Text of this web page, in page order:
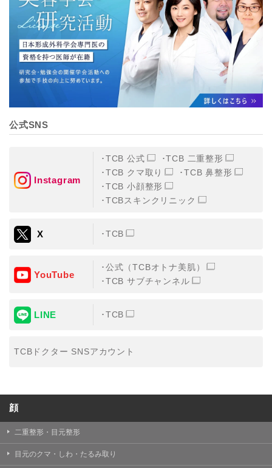
TCBグループは、取り扱う個人情報を、厳正な管理の下
に蓄積・保管し、当該個人情報への不正アクセス・紛
失・破壊・改ざんおよび漏洩等を防止するため、必要か
つ適切な組織的・人的・物理的・技術的防御措置を講じ
ます。
【個人情報の共同利用について】
TCBグループは、【利用目的】達成に必要な範囲で、取
得情報を共同して利用することがあります。
なお、共同利用にあたっては、一般社団法人メディカル
す。
一般社団法人メディカルアライアンス
①共同して利用される情報
②共同して利用する者の範囲
③共同利用する者の利用目的
【外部委託について】
おいて、取得情報の取扱いの全部または一部を外部の業
務委託先に委託することがあります。取得情報の取り扱
TCBグループは、個人情報保護法その他の法令により認
められる場合を除き、患者様の同意なしに、取得情報を
ん。
公式SNS
Instagram
TCB 公式
TCB 二重整形
TCB クマ取り
TCB 鼻整形
TCB 小顔整形
TCBスキンクリニック
X TCB
YouTube
公式（TCBオトナ美肌）
TCB サブチャンネル
LINE TCB
TCBドクター SNSアカウント
顔
二重整形・目元整形
目元のクマ・しわ・たるみ取り